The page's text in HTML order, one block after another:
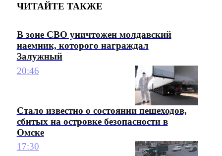
ЧИТАЙТЕ ТАКЖЕ
В зоне СВО уничтожен молдавский
наемник, которого награждал
Залужный
20:46
Стало известно о состоянии пешеходов,
сбитых на островке безопасности в
Омске
17:30